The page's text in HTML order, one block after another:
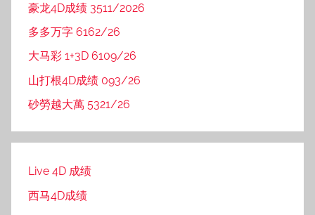
豪龙4D成绩 3511/2026
多多万字 6162/26
大马彩 1+3D 6109/26
山打根4D成绩 093/26
砂勞越大萬 5321/26
Live 4D 成绩
西马4D成绩